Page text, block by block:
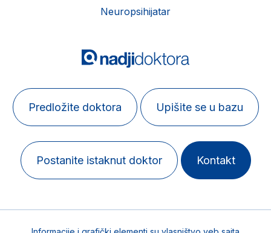
Neuropsihijatar
Predložite doktora Upišite se u bazu
Postanite istaknut doktor Kontakt